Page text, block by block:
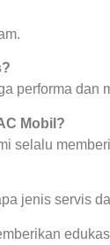
performa dan
Mobil?
selalu
jenis servis